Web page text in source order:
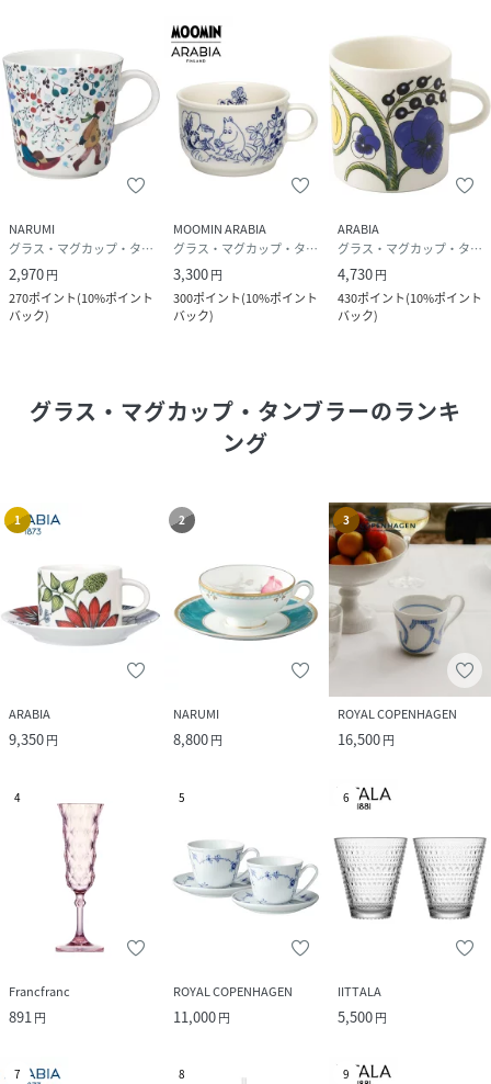
NARUMI
グラス・マグカップ・タンブラー
2,970円
270ポイント(10%ポイント
バック)
MOOMIN ARABIA
グラス・マグカップ・タンブラー
3,300円
300ポイント(10%ポイント
バック)
ARABIA
グラス・マグカップ・タンブラー
4,730円
430ポイント(10%ポイント
バック)
グラス・マグカップ・タンブラーのランキ
ング
1
ARABIA
9,350円
2
NARUMI
8,800円
3
ROYAL COPENHAGEN
16,500円
4
Francfranc
891円
5
ROYAL COPENHAGEN
11,000円
6
IITTALA
5,500円
7 8 9